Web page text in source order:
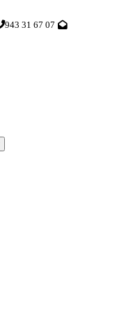
943 31 67 07